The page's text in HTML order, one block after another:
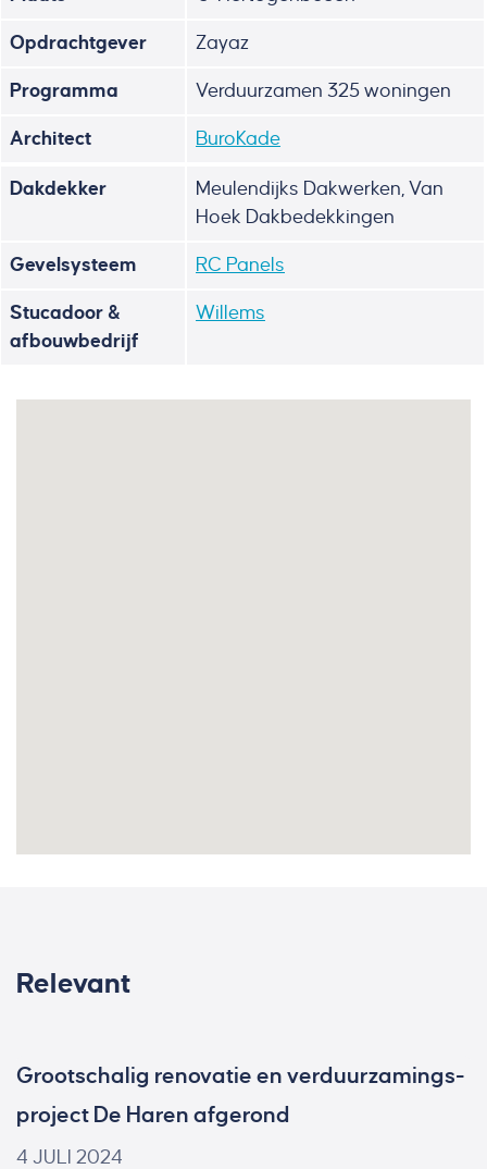
Opdrachtgever Zayaz
Programma Verduurzamen 325 woningen
Architect BuroKade
Dakdekker
Meulendijks Dakwerken, Van
Hoek Dakbedekkingen
Gevelsysteem RC Panels
Stucadoor &
afbouwbedrijf
Willems
Relevant
Grootschalig renovatie en verduurzamings-
project De Haren afgerond
4 JULI 2024